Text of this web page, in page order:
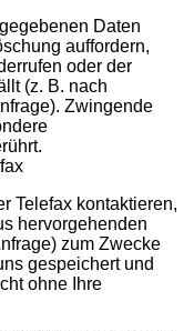
Daten
auffordern,
oder der
(z. B. nach
Zwingende
Telefax kontaktieren,
hervorgehenden
zum Zwecke
gespeichert und
ohne Ihre